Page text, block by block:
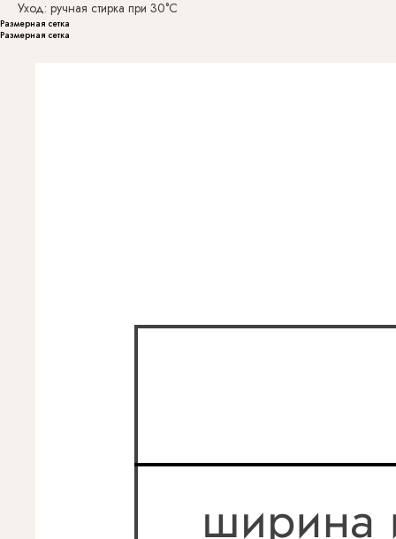
Уход: ручная стирка при 30°С
Размерная сетка
Размерная сетка